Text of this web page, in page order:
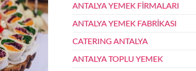
ANTALYA YEMEK FİRMALARI
ANTALYA YEMEK FABRİKASI
CATERING ANTALYA
ANTALYA TOPLU YEMEK